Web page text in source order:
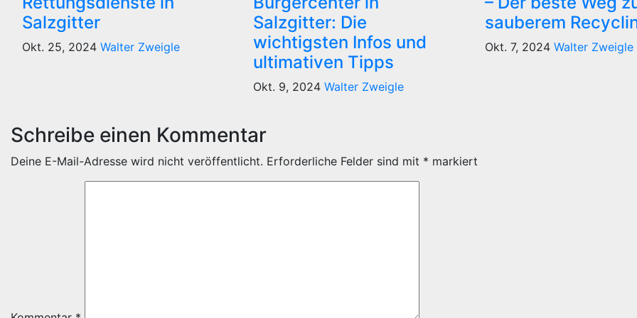
Salzgitter
Okt. 25, 2024 Walter Zweigle
Salzgitter: Die
wichtigsten Infos und
ultimativen Tipps
Okt. 9, 2024Walter Zweigle
sauberem
Okt. 7, 2024 Walter Zweigle
Schreibe einen Kommentar
Deine E-Mail-Adresse wird nicht veröffentlicht. Erforderliche Felder sind mit * markiert